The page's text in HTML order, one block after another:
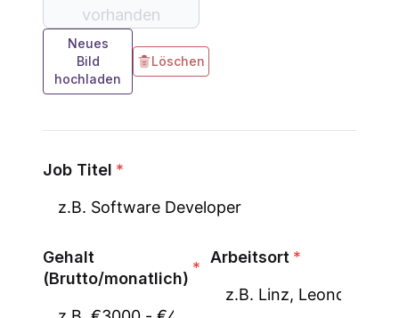
vorhanden
Neues
Bild
hochladen
Löschen
Job Titel *
Gehalt
(Brutto/monatlich)
*
Arbeitsort *